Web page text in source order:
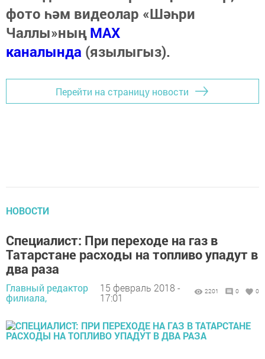
фото һәм видеолар «Шәһри
Чаллы»ныңMAX
каналында (язылыгыз).
Перейти на страницу новости
НОВОСТИ
Специалист: При переходе на газ в
Татарстане расходы на топливо упадут в
два раза
Главный редактор
филиала,
15 февраль 2018 -
17:01
2201 0 0